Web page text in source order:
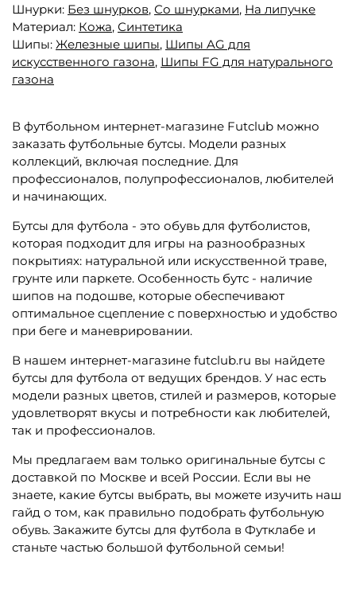
Шнурки: Без шнурков, Со шнурками, На липучке
Материал: Кожа, Синтетика
Шипы: Железные шипы, Шипы AG для
искусственного газона, Шипы FG для натурального
газона
В футбольном интернет-магазине Futclub можно
заказать футбольные бутсы. Модели разных
коллекций, включая последние. Для
профессионалов, полупрофессионалов, любителей
и начинающих.
Бутсы для футбола - это обувь для футболистов,
которая подходит для игры на разнообразных
покрытиях: натуральной или искусственной траве,
грунте или паркете. Особенность бутс - наличие
шипов на подошве, которые обеспечивают
оптимальное сцепление с поверхностью и удобство
при беге и маневрировании.
В нашем интернет-магазине futclub.ru вы найдете
бутсы для футбола от ведущих брендов. У нас есть
модели разных цветов, стилей и размеров, которые
удовлетворят вкусы и потребности как любителей,
так и профессионалов.
Мы предлагаем вам только оригинальные бутсы с
доставкой по Москве и всей России. Если вы не
знаете, какие бутсы выбрать, вы можете изучить наш
гайд о том, как правильно подобрать футбольную
обувь. Закажите бутсы для футбола в Футклабе и
станьте частью большой футбольной семьи!